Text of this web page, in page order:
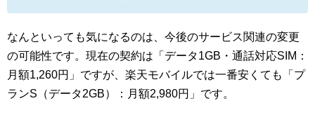
なんといっても気になるのは、今後のサービス関連の変更
の可能性です。現在の契約は「データ1GB・通話対応SIM：
月額1,260円」ですが、楽天モバイルでは一番安くても「プ
ランS（データ2GB）：月額2,980円」です。